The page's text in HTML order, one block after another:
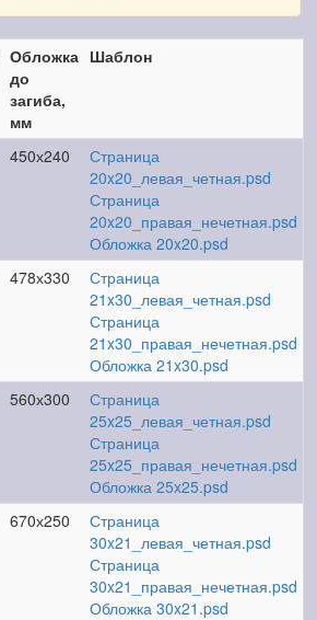
Обложка
до
загиба,
мм
Шаблон
450х240
Страница
20x20_левая_четная.psd
Страница
20x20_правая_нечетная.psd
Обложка 20x20.psd
478х330
Страница
21x30_левая_четная.psd
Страница
21x30_правая_нечетная.psd
Обложка 21x30.psd
560х300
Страница
25x25_левая_четная.psd
Страница
25x25_правая_нечетная.psd
Обложка 25x25.psd
670х250
Страница
30x21_левая_четная.psd
Страница
30x21_правая_нечетная.psd
Обложка 30x21.psd